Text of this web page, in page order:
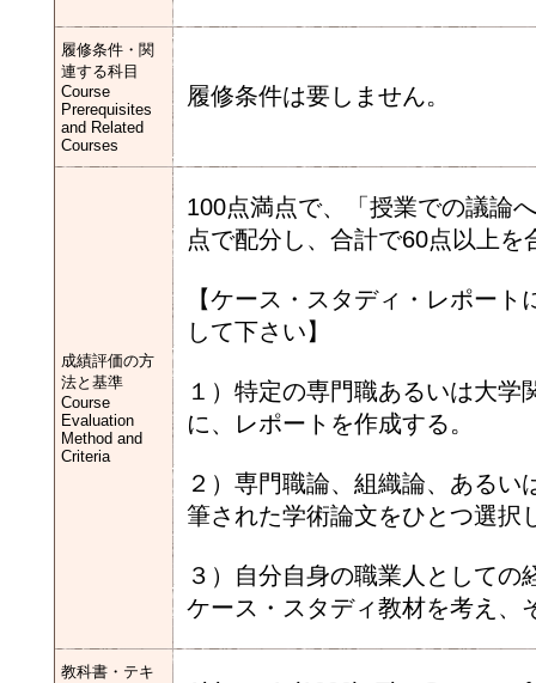
履修条件・関
連する科目
Course
Prerequisites
and Related
Courses
履修条件は要しません。
成績評価の方
法と基準
Course
Evaluation
Method and
Criteria
100点満点で、「授業での議論
点で配分し、合計で60点以上を
【ケース・スタディ・レポー
して下さい】
１）特定の専門職あるいは大
に、レポートを作成する。
２）専門職論、組織論、ある
筆された学術論文をひとつ選択
３）自分自身の職業人として
ケース・スタディ教材を考え、
教科書・テキ